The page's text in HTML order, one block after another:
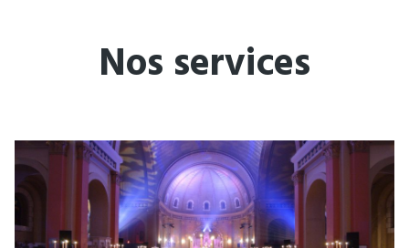
Nos services